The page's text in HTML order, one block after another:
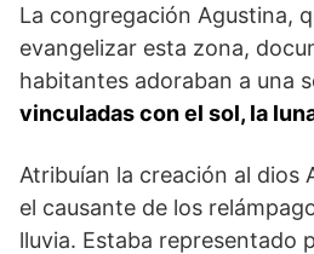
La congregación Agustina,
evangelizar esta zona,
habitantes adoraban a una
vinculadas con el sol, la
Atribuían la creación al dios
el causante de los
lluvia. Estaba representado